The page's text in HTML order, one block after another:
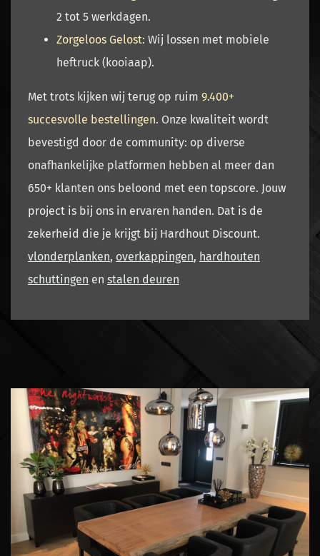
2 tot 5 werkdagen.
Zorgeloos Gelost: Wij lossen met mobiele
heftruck (kooiaap).
Met trots kijken wij terug op ruim 9.400+
succesvolle bestellingen. Onze kwaliteit wordt
bevestigd door de community: op diverse
onafhankelijke platformen hebben al meer dan
650+ klanten ons beloond met een topscore. Jouw
project is bij ons in ervaren handen. Dat is de
zekerheid die je krijgt bij Hardhout Discount.
vlonderplanken, overkappingen, hardhouten
schuttingen en stalen deuren